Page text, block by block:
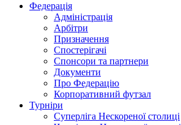
Федерація
Адміністрація
Арбітри
Призначення
Спостерігачі
Спонсори та партнери
Документи
Про Федерацію
Корпоративний футзал
Турніри
Суперліга Нескореної столиці